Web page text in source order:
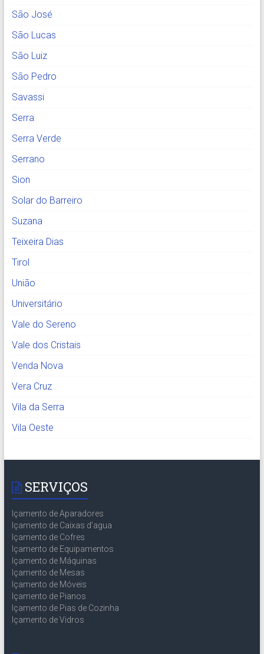
São José
São Lucas
São Luiz
São Pedro
Savassi
Serra
Serra Verde
Serrano
Sion
Solar do Barreiro
Suzana
Teixeira Dias
Tirol
União
Universitário
Vale do Sereno
Vale dos Cristais
Venda Nova
Vera Cruz
Vila da Serra
Vila Oeste
SERVIÇOS
Içamento de Aparadores
Içamento de Caixas d’agua
Içamento de Cofres
Içamento de Equipamentos
Içamento de Máquinas
Içamento de Mesas
Içamento de Móveis
Içamento de Pianos
Içamento de Pias de Cozinha
Içamento de Vidros